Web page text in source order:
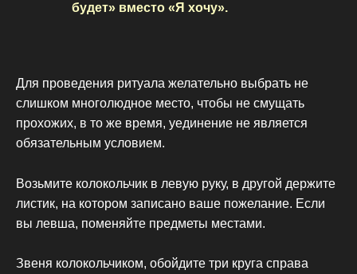
будет» вместо «Я хочу».
Для проведения ритуала желательно выбрать не
слишком многолюдное место, чтобы не смущать
прохожих, в то же время, уединение не является
обязательным условием.
Возьмите колокольчик в левую руку, в другой держите
листик, на котором записано ваше пожелание. Если
вы левша, поменяйте предметы местами.
Звеня колокольчиком, обойдите три круга справа